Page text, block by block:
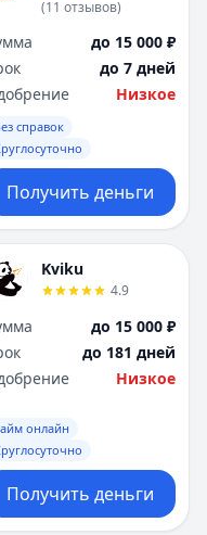
(11 отзывов)
до 15 000 ₽
до 7 дней
Низкое
справок
Получить деньги
Kviku
4.9
до 15 000 ₽
до 181 дней
Низкое
онлайн
Получить деньги